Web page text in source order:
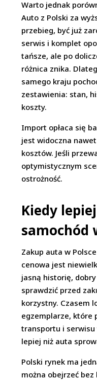
Warto jednak
Auto z Polski za
przebieg, być już
serwis i komplet
tańsze, ale po
różnica znika.
samego kraju
zestawienia: stan,
koszty.
Import opłaca się
jest widoczna
kosztów. Jeśli
optymistycznym
ostrożność.
Kiedy
samochód
Zakup auta w
cenowa jest
jasną historię,
sprawdzić przed
korzystny. Czasem
egzemplarze, które
transportu i
lepiej niż auta
Polski rynek ma
można obejrzeć